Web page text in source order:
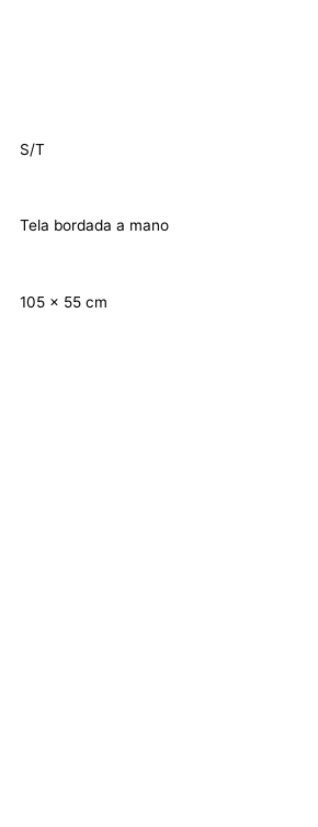
S/T
Tela bordada a mano
105 x 55 cm